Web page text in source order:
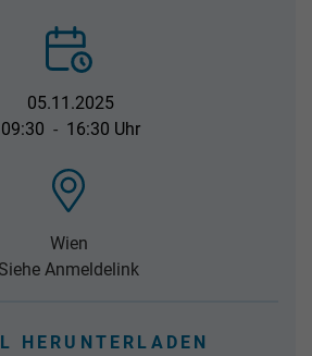
05.11.2025
09:30 - 16:30 Uhr
Wien
Siehe Anmeldelink
HERUNTERLADEN